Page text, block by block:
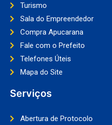
Turismo
Sala do Empreendedor
Compra Apucarana
Fale com o Prefeito
Telefones Úteis
Mapa do Site
Serviços
Abertura de Protocolo